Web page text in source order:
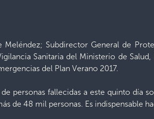
Subdirector General de
Sanitaria del Ministerio de
del Plan Verano 2017.
personas fallecidas a este quinto día
de 48 mil personas. Es indispensable